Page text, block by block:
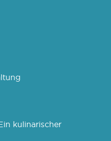
kulinarischer